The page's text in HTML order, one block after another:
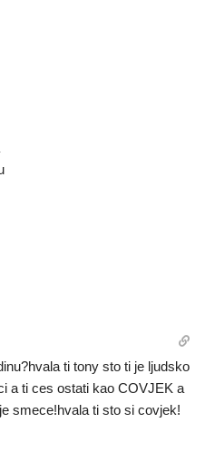
ti tony sto ti je ljudsko
a ti ces ostati kao COVJEK a
smece!hvala ti sto si covjek!